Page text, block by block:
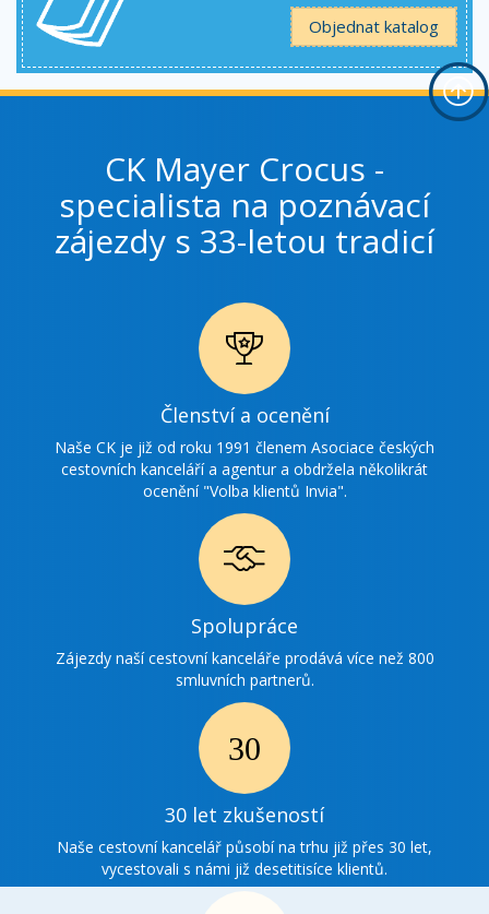
Objednat katalog
CK Mayer Crocus -
specialista na poznávací
zájezdy s 33-letou tradicí
Ikonka
ocenění
Členství a ocenění
Naše CK je již od roku 1991 členem Asociace českých
cestovních kanceláří a agentur a obdržela několikrát
ocenění "Volba klientů Invia".
Ikonka
spolupráce
Spolupráce
Zájezdy naší cestovní kanceláře prodává více než 800
smluvních partnerů.
30 Ikonka
zkušenosti
30 let zkušeností
Naše cestovní kancelář působí na trhu již přes 30 let,
vycestovali s námi již desetitisíce klientů.